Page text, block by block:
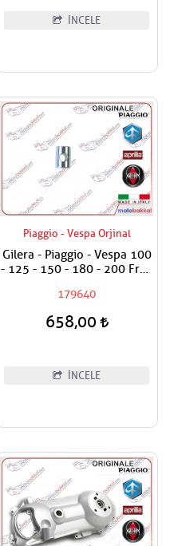
İNCELE
Piaggio - Vespa Orjinal
Gilera - Piaggio - Vespa 100
- 125 - 150 - 180 - 200 Fren
179640
658,00
İNCELE